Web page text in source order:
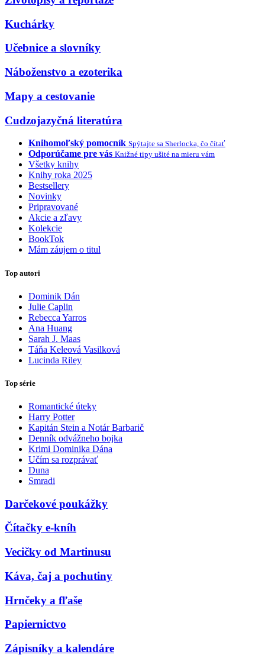
Kuchárky
Učebnice a slovníky
Náboženstvo a ezoterika
Mapy a cestovanie
Cudzojazyčná literatúra
Knihomoľský pomocník Spýtajte sa Sherlocka, čo čítať
Odporúčame pre vás Knižné tipy ušité na mieru vám
Všetky knihy
Knihy roka 2025
Bestsellery
Novinky
Pripravované
Akcie a zľavy
Kolekcie
BookTok
Mám záujem o titul
Top autori
Dominik Dán
Julie Caplin
Rebecca Yarros
Ana Huang
Sarah J. Maas
Táňa Keleová Vasilková
Lucinda Riley
Top série
Romantické úteky
Harry Potter
Kapitán Stein a Notár Barbarič
Denník odvážneho bojka
Krimi Dominika Dána
Učím sa rozprávať
Duna
Smradi
Darčekové poukážky
Čítačky e-kníh
Vecičky od Martinusu
Káva, čaj a pochutiny
Hrnčeky a fľaše
Papiernictvo
Zápisníky a kalendáre